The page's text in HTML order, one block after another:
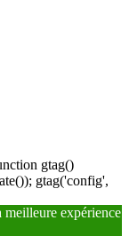
gtag()
gtag('config',
meilleure expérience